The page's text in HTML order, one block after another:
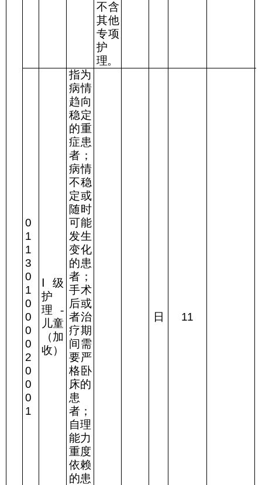
不含
其他
专项
护
理。
0
1
1
3
0
1
0
0
0
0
2
0
0
0
1
Ⅰ级
护
理-
儿童
（加
收）
指为
病情
趋向
稳定
的重
症患
者；
病情
不稳
定或
随时
可能
发生
变化
的患
者；
手术
后或
者治
疗期
间需
要严
格卧
床的
患
者；
自理
能力
重度
依赖
的患
日 11